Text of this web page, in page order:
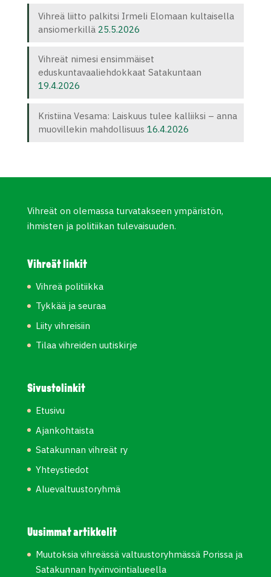
Vihreä liitto palkitsi Irmeli Elomaan kultaisella
ansiomerkillä 25.5.2026
Vihreät nimesi ensimmäiset
eduskuntavaaliehdokkaat Satakuntaan
19.4.2026
Kristiina Vesama: Laiskuus tulee kalliiksi – anna
muovillekin mahdollisuus 16.4.2026
Vihreät on olemassa turvatakseen ympäristön,
ihmisten ja politiikan tulevaisuuden.
Vihreät linkit
Vihreä politiikka
Tykkää ja seuraa
Liity vihreisiin
Tilaa vihreiden uutiskirje
Sivustolinkit
Etusivu
Ajankohtaista
Satakunnan vihreät ry
Yhteystiedot
Aluevaltuustoryhmä
Uusimmat artikkelit
Muutoksia vihreässä valtuustoryhmässä Porissa ja
Satakunnan hyvinvointialueella